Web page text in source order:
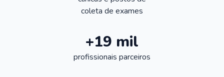
coleta de exames
+19 mil
profissionais parceiros